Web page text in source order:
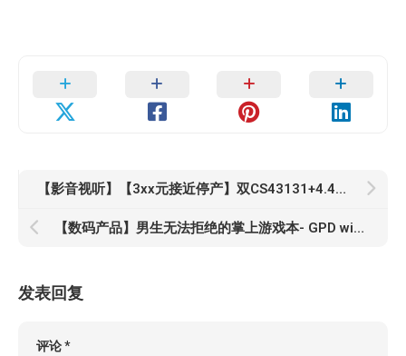
【影音视听】【3xx元接近停产】双CS43131+4.4mm全平衡—-艾巴索DC04试听测评
【数码产品】男生无法拒绝的掌上游戏本- GPD winmax 2 全面测评体验
发表回复
评论*